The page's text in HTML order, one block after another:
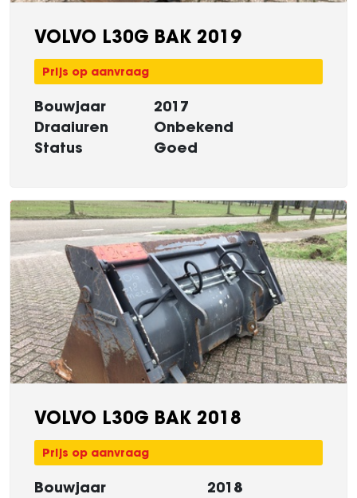
VOLVO L30G BAK 2019
Prijs op aanvraag
Bouwjaar
2017
Draaiuren
Onbekend
Status
Goed
VOLVO L30G BAK 2018
Prijs op aanvraag
Bouwjaar
2018